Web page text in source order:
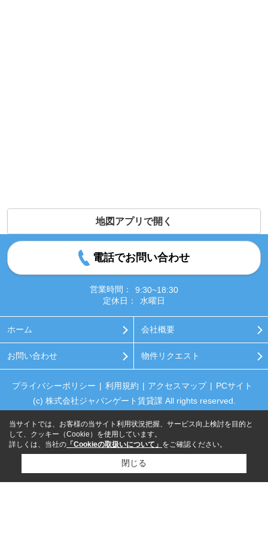
地図アプリで開く
電話でお問い合わせ
営業時間：
9:30~18:30
定休日：
水曜日
ホーム 会社概要
お問い合わせ 物件リクエスト
プライバシーポリシー 利用規約 アクセスマップ
PCサイト
(c) 株式会社ジャパンゲート賃貸課 All rights reserved.
当サイトでは、お客様の当サイト利用状況把握、サービス向上検討を目的と
して、クッキー（Cookie）を使用しています。
詳しくは、当社の 「Cookieの取扱いについて」 をご確認ください。
閉じる